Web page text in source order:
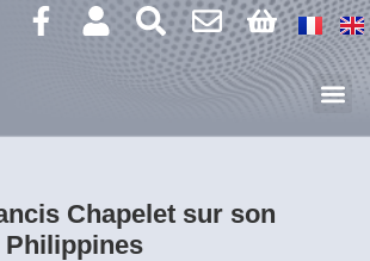
Chapelet sur son
Philippines